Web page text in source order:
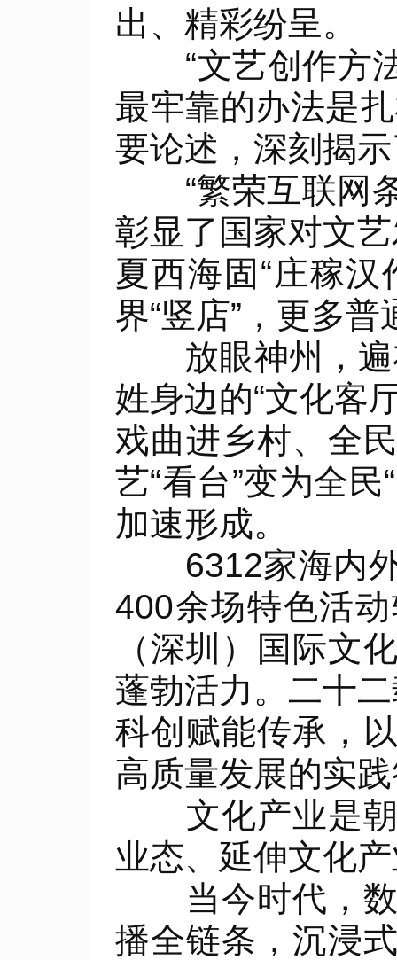
出、精彩纷呈。
“文艺创作方法
最牢靠的办法是
要论述，深刻揭
“繁荣互联网条
彰显了国家对文
夏西海固“庄稼汉
界“竖店”，更多
放眼神州，遍
姓身边的“文化客
戏曲进乡村、全
艺“看台”变为全
加速形成。
6312家海内外
400余场特色活
（深圳）国际文
蓬勃活力。二十
科创赋能传承，
高质量发展的实
文化产业是朝
业态、延伸文化
当今时代，数
播全链条，沉浸